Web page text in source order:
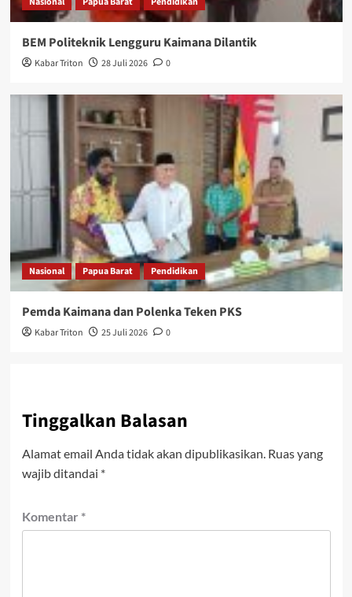
BEM Politeknik Lengguru Kaimana Dilantik
Kabar Triton 28 Juli 2026 0
Nasional Papua Barat Pendidikan
Pemda Kaimana dan Polenka Teken PKS
Kabar Triton 25 Juli 2026 0
Tinggalkan Balasan
Alamat email Anda tidak akan dipublikasikan. Ruas yang
wajib ditandai *
Komentar *